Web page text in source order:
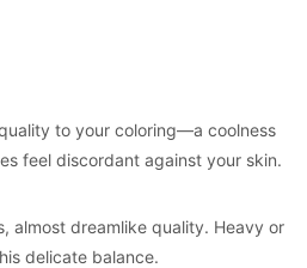
to your coloring—a coolness
feel discordant against your skin.
almost dreamlike quality. Heavy or
delicate balance.